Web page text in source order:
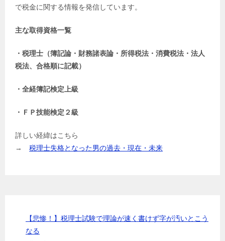
で税金に関する情報を発信しています。
主な取得資格一覧
・税理士（簿記論・財務諸表論・所得税法・消費税法・法人
税法、合格順に記載）
・全経簿記検定上級
・ＦＰ技能検定２級
詳しい経緯はこちら
→ 税理士失格となった男の過去・現在・未来
【悲惨！】税理士試験で理論が速く書けず字が汚いとこう
なる